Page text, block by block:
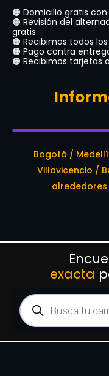
🟠 Domicilio gratis
🟠 Revisión del
gratis
🟠 Recibimos todos
🟠 Pago contra
🟠 Recibimos tarjetas
Bogotá /
Villavicencio /
exacta